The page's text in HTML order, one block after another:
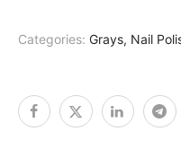
Categories: Grays, Nail